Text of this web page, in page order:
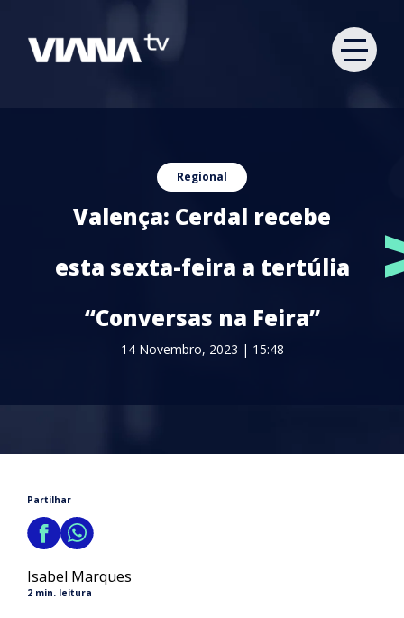
Regional
Valença: Cerdal recebe
esta sexta-feira a tertúlia
“Conversas na Feira”
14 Novembro, 2023 | 15:48
Partilhar
Isabel Marques
2 min. leitura